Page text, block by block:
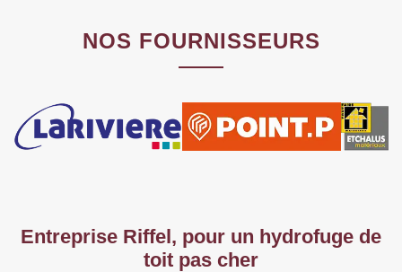
NOS FOURNISSEURS
Entreprise Riffel, pour un hydrofuge de
toit pas cher